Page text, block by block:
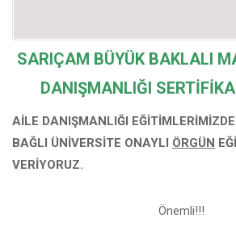
SARIÇAM BÜYÜK BAKLALI
DANIŞMANLIĞI
AİLE DANIŞMANLIĞI EĞİTİMLERİMİZDE
BAĞLI ÜNİVERSİTE ONAYLI ÖRGÜN
VERİYORUZ.
Önemli!!!